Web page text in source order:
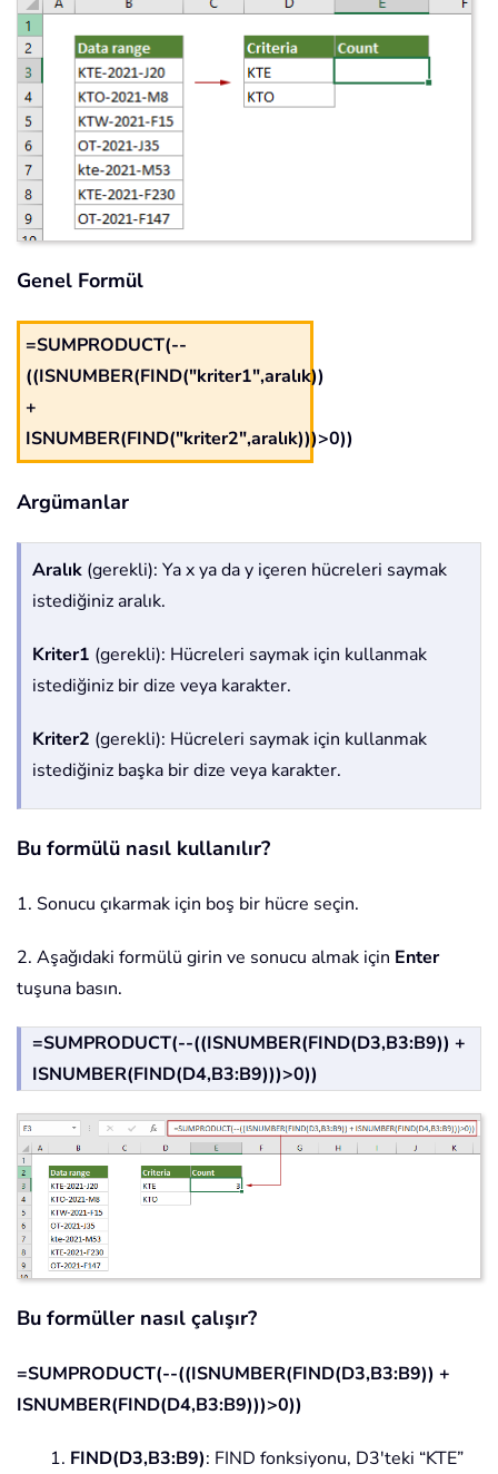
Genel Formül
=SUMPRODUCT(--
((ISNUMBER(FIND("kriter1",aralık))
+
ISNUMBER(FIND("kriter2",aralık)))>0))
Argümanlar
Aralık (gerekli): Ya x ya da y içeren hücreleri saymak
istediğiniz aralık.
Kriter1 (gerekli): Hücreleri saymak için kullanmak
istediğiniz bir dize veya karakter.
Kriter2 (gerekli): Hücreleri saymak için kullanmak
istediğiniz başka bir dize veya karakter.
Bu formülü nasıl kullanılır?
1. Sonucu çıkarmak için boş bir hücre seçin.
2. Aşağıdaki formülü girin ve sonucu almak için Enter
tuşuna basın.
=SUMPRODUCT(--((ISNUMBER(FIND(D3,B3:B9)) +
ISNUMBER(FIND(D4,B3:B9)))>0))
Bu formüller nasıl çalışır?
=SUMPRODUCT(--((ISNUMBER(FIND(D3,B3:B9)) +
ISNUMBER(FIND(D4,B3:B9)))>0))
1. FIND(D3,B3:B9): FIND fonksiyonu, D3'teki “KTE”